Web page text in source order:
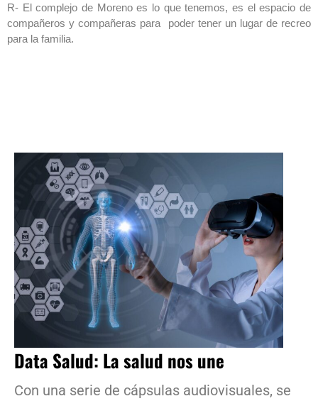
R- El complejo de Moreno es lo que tenemos, es el espacio de
compañeros y compañeras para poder tener un lugar de recreo
para la familia.
Data Salud: La salud nos une
Con una serie de cápsulas audiovisuales, se